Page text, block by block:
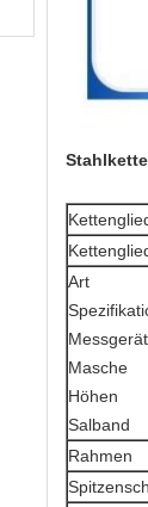
Art
Messgerät
Masche
Höhen
Salband
Rahmen